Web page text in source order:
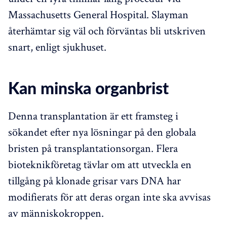
Massachusetts General Hospital. Slayman
återhämtar sig väl och förväntas bli utskriven
snart, enligt sjukhuset.
Kan minska organbrist
Denna transplantation är ett framsteg i
sökandet efter nya lösningar på den globala
bristen på transplantationsorgan. Flera
bioteknikföretag tävlar om att utveckla en
tillgång på klonade grisar vars DNA har
modifierats för att deras organ inte ska avvisas
av människokroppen.